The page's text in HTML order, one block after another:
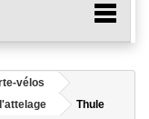
vélos
Thule